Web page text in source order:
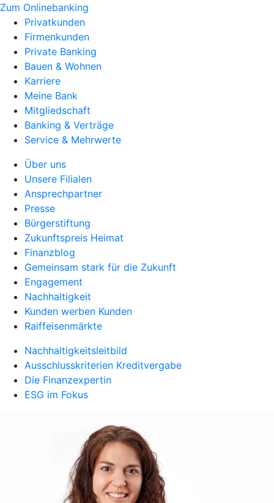
Zum Onlinebanking
Privatkunden
Firmenkunden
Private Banking
Bauen & Wohnen
Karriere
Meine Bank
Mitgliedschaft
Banking & Verträge
Service & Mehrwerte
Über uns
Unsere Filialen
Ansprechpartner
Presse
Bürgerstiftung
Zukunftspreis Heimat
Finanzblog
Gemeinsam stark für die Zukunft
Engagement
Nachhaltigkeit
Kunden werben Kunden
Raiffeisenmärkte
Nachhaltigkeitsleitbild
Ausschlusskriterien Kreditvergabe
Die Finanzexpertin
ESG im Fokus